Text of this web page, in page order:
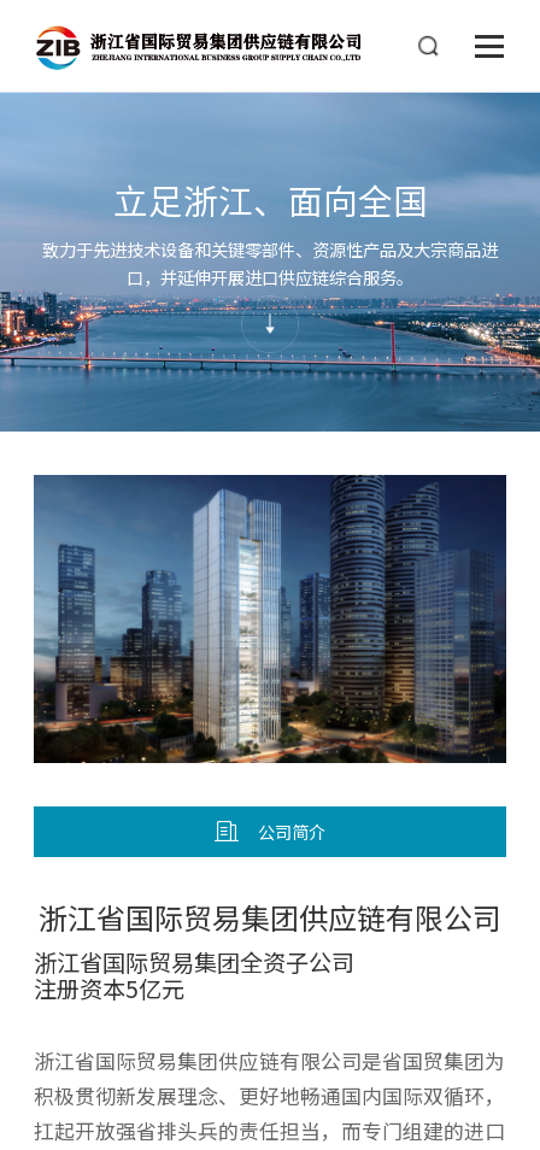
立足浙江、面向全国
致力于先进技术设备和关键零部件、资源性产品及大宗商品进
口，并延伸开展进口供应链综合服务。
公司简介
浙江省国际贸易集团供应链有限公司
浙江省国际贸易集团全资子公司
注册资本5亿元
浙江省国际贸易集团供应链有限公司是省国贸集团为
积极贯彻新发展理念、更好地畅通国内国际双循环，
扛起开放强省排头兵的责任担当，而专门组建的进口